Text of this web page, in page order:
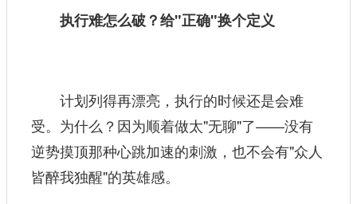
执行难怎么破？给"正确"换个定义
计划列得再漂亮，执行的时候还是会难
受。为什么？因为顺着做太"无聊"了——没有
逆势摸顶那种心跳加速的刺激，也不会有"众人
皆醉我独醒"的英雄感。